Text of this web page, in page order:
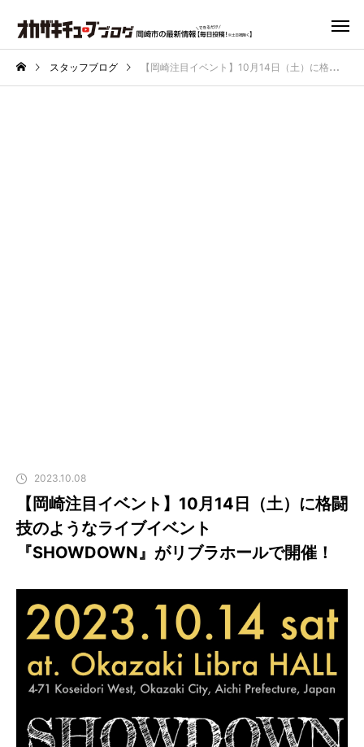
スタッフブログ 【岡崎注目イベント】10月14日（土）に格闘技のようなライブイベント『SHOWDOWN』がリブラホールで開催！
2023.10.08
【岡崎注目イベント】10月14日（土）に格闘
技のようなライブイベント
『SHOWDOWN』がリブラホールで開催！